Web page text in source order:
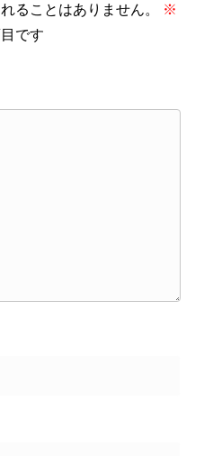
ることはありません。
※
です